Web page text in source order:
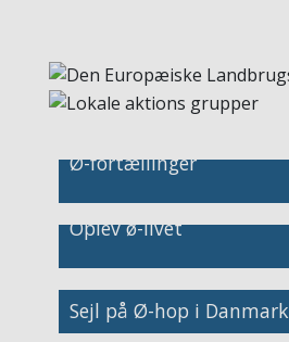
Image
Ø-fortællinger
Image
Oplev ø-livet
Image
Sejl på Ø-hop i Danmark